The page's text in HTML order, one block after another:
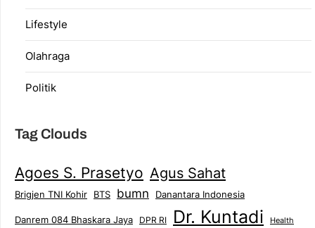
Lifestyle
Olahraga
Politik
Tag Clouds
Agoes S. Prasetyo Agus Sahat
Brigjen TNI Kohir BTS bumn Danantara Indonesia
Danrem 084 Bhaskara Jaya DPR RI Dr. Kuntadi Health